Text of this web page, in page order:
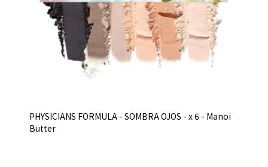
PHYSICIANS FORMULA - SOMBRA OJOS - x 6 - Manoi
Butter